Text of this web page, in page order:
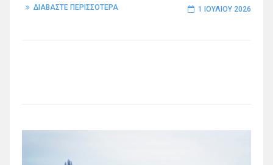
ΔΙΑΒΑΣΤΕ ΠΕΡΙΣΣΟΤΕΡΑ 1 ΙΟΥΛΊΟΥ 2026